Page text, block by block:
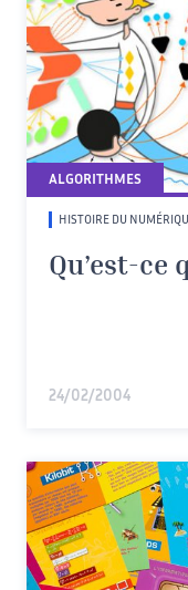
ALGORITHMES
HISTOIRE DU
Qu’est-ce
24/02/2004